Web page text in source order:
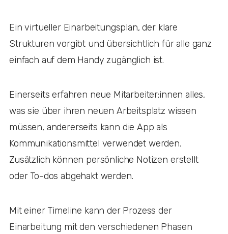
Ein virtueller Einarbeitungsplan, der klare
Strukturen vorgibt und übersichtlich für alle ganz
einfach auf dem Handy zugänglich ist.
Einerseits erfahren neue Mitarbeiter:innen alles,
was sie über ihren neuen Arbeitsplatz wissen
müssen, andererseits kann die App als
Kommunikationsmittel verwendet werden.
Zusätzlich können persönliche Notizen erstellt
oder To-dos abgehakt werden.
Mit einer Timeline kann der Prozess der
Einarbeitung mit den verschiedenen Phasen